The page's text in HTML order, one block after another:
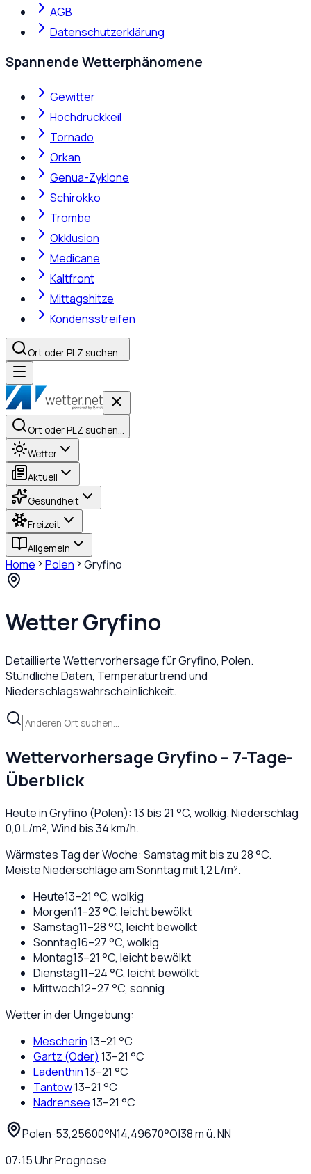
AGB
Datenschutzerklärung
Spannende Wetterphänomene
Gewitter
Hochdruckkeil
Tornado
Orkan
Genua-Zyklone
Schirokko
Trombe
Okklusion
Medicane
Kaltfront
Mittagshitze
Kondensstreifen
Ort oder PLZ suchen…
Ort oder PLZ suchen…
Wetter
Aktuell
Gesundheit
Freizeit
Allgemein
Home Polen Gryfino
WetterGryfino
Detaillierte Wettervorhersage fürGryfino, Polen.
Stündliche Daten, Temperaturtrend und
Niederschlagswahrscheinlichkeit.
WettervorhersageGryfino – 7-Tage-
Überblick
Heute inGryfino (Polen): 13 bis21 °C, wolkig. Niederschlag
0,0L/m², Wind bis34km/h.
Wärmstes Tag der Woche: Samstag mit bis zu 28 °C.
Meiste Niederschläge am Sonntag mit 1,2 L/m².
Heute13–21 °C, wolkig
Morgen11–23°C, leicht bewölkt
Samstag11–28°C, leicht bewölkt
Sonntag16–27°C, wolkig
Montag13–21 °C, leicht bewölkt
Dienstag11–24°C, leicht bewölkt
Mittwoch12–27°C, sonnig
Wetter in der Umgebung:
Mescherin13–21 °C
Gartz (Oder) 13–21 °C
Ladenthin13–21 °C
Tantow13–21 °C
Nadrensee13–21 °C
Polen··53,25600°N14,49670°O|38m ü. NN
07:15UhrPrognose